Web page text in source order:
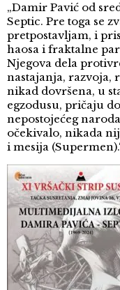
„Damir Pavić od
Septic. Pre toga se
pretpostavljam, i
haosa i fraktalne
Njegova dela
nastajanja, razvoja,
nikad dovršena, u
egzodusu, pričaju
nepostojećeg
očekivalo, nikada
i mesija